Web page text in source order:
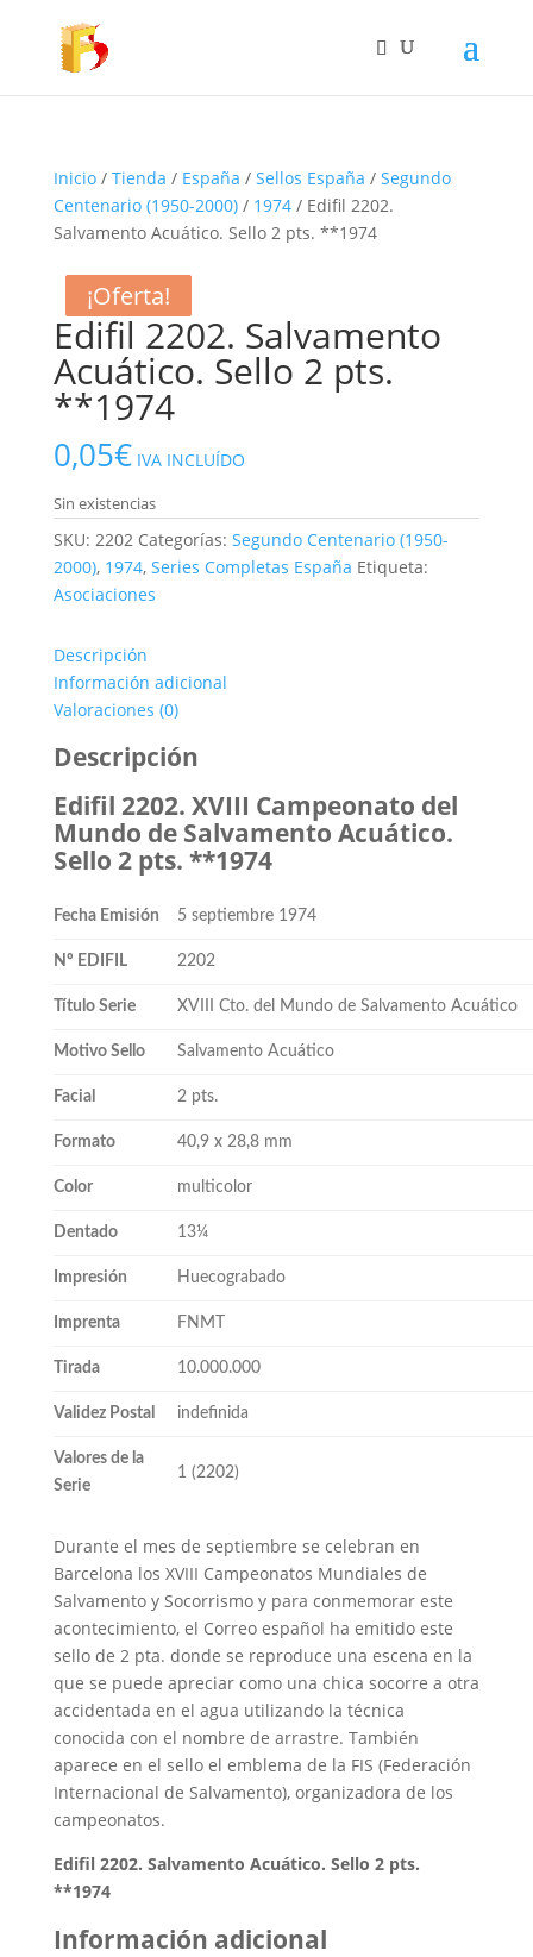
Inicio/ Tienda / España / Sellos España / Segundo
Centenario (1950-2000)/ 1974/ Edifil 2202.
Salvamento Acuático. Sello 2 pts. **1974
Edifil 2202. Salvamento
Acuático. Sello 2 pts.
**1974
0,05€ IVA INCLUÍDO
Sin existencias
SKU: 2202 Categorías: Segundo Centenario (1950-
2000), 1974, Series Completas España Etiqueta:
Asociaciones
Descripción
Información adicional
Valoraciones (0)
Descripción
Edifil 2202. XVIII Campeonato del
Mundo de Salvamento Acuático.
Sello 2 pts. **1974
Fecha Emisión 5 septiembre 1974
Nº EDIFIL 2202
Título Serie XVIII Cto. del Mundo de Salvamento Acuático
Motivo Sello Salvamento Acuático
Facial 2 pts.
Formato 40,9 x 28,8 mm
Color multicolor
Dentado 13¼
Impresión Huecograbado
Imprenta FNMT
Tirada 10.000.000
Validez Postal indefinida
Valores de la
Serie
1 (2202)
Durante el mes de septiembre se celebran en
Barcelona los XVIII Campeonatos Mundiales de
Salvamento y Socorrismo y para conmemorar este
acontecimiento, el Correo español ha emitido este
sello de 2 pta. donde se reproduce una escena en la
que se puede apreciar como una chica socorre a otra
accidentada en el agua utilizando la técnica
conocida con el nombre de arrastre. También
aparece en el sello el emblema de la FIS (Federación
Internacional de Salvamento), organizadora de los
campeonatos.
Edifil 2202. Salvamento Acuático. Sello 2 pts.
**1974
Información adicional
¡Oferta!
¡Oferta!
¡Oferta!